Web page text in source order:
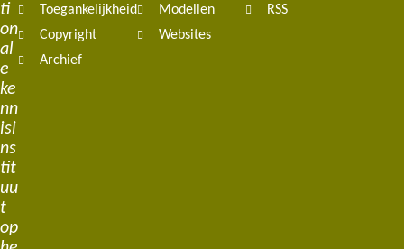
ti
on
al
e
ke
nn
isi
ns
tit
uu
t
op
Toegankelijkheid
Copyright
Archief
Modellen
Websites
RSS